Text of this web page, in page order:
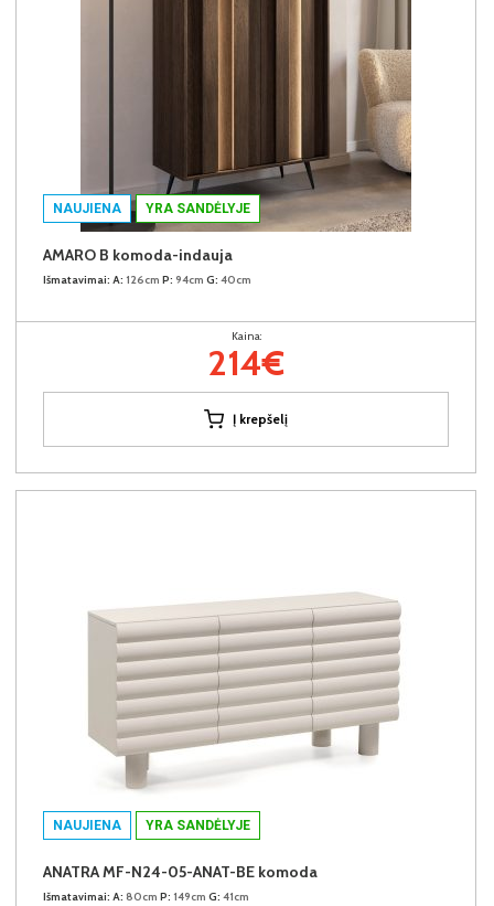
NAUJIENA YRA SANDĖLYJE
AMARO B komoda-indauja
Išmatavimai: A: 126cm P: 94cm G: 40cm
Kaina:
214€
Į krepšelį
NAUJIENA YRA SANDĖLYJE
ANATRA MF-N24-05-ANAT-BE komoda
Išmatavimai: A: 80cm P: 149cm G: 41cm